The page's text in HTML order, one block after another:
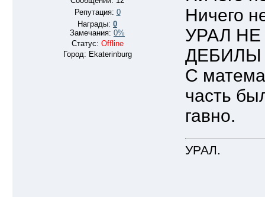
Репутация: 0
Награды: 0
Замечания: 0%
Статус: Offline
Город: Ekaterinburg
Ничего
УРАЛ
ДЕБИЛЫ
С
часть
гавно.
УРАЛ.